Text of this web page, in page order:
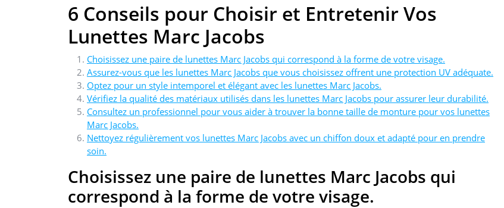
6 Conseils pour Choisir et Entretenir Vos
Lunettes Marc Jacobs
Choisissez une paire de lunettes Marc Jacobs qui correspond à la forme de votre visage.
Assurez-vous que les lunettes Marc Jacobs que vous choisissez offrent une protection UV adéquate.
Optez pour un style intemporel et élégant avec les lunettes Marc Jacobs.
Vérifiez la qualité des matériaux utilisés dans les lunettes Marc Jacobs pour assurer leur durabilité.
Consultez un professionnel pour vous aider à trouver la bonne taille de monture pour vos lunettes
Marc Jacobs.
Nettoyez régulièrement vos lunettes Marc Jacobs avec un chiffon doux et adapté pour en prendre
soin.
Choisissez une paire de lunettes Marc Jacobs qui
correspond à la forme de votre visage.